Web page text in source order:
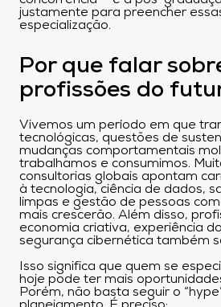
justamente para preencher
especialização.
Por que falar
profissões do
Vivemos um período em que
tecnológicas, questões de
mudanças comportamentais
trabalhamos e consumimos.
consultorias globais apontam
à tecnologia, ciência de dados,
limpas e gestão de pessoas
mais crescerão. Além disso,
economia criativa, experiência
segurança cibernética também
Isso significa que quem se
hoje pode ter mais
Porém, não basta seguir o